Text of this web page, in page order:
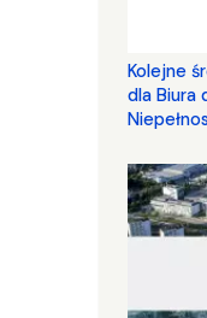
Kolejne
dla Biura